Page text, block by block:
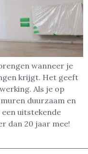
wanneer je
krijgt. Het geeft
Als je op
duurzaam en
uitstekende
dan 20 jaar mee!